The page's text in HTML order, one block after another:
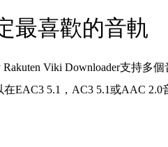
最喜歡的音軌
Viki Downloader支持多
在EAC3 5.1，AC3 5.1或AAC 2.0